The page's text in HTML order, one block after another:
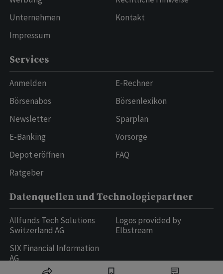
Unternehmen
Impressum
Kontakt
Services
Anmelden
Börsenabos
Newsletter
E-Banking
Depot eröffnen
Ratgeber
E-Rechner
Börsenlexikon
Sparplan
Vorsorge
FAQ
Datenquellen und Technologiepartner
Allfunds Tech Solutions
Switzerland AG
SIX Financial Information
AG
Logos provided by
Elbstream